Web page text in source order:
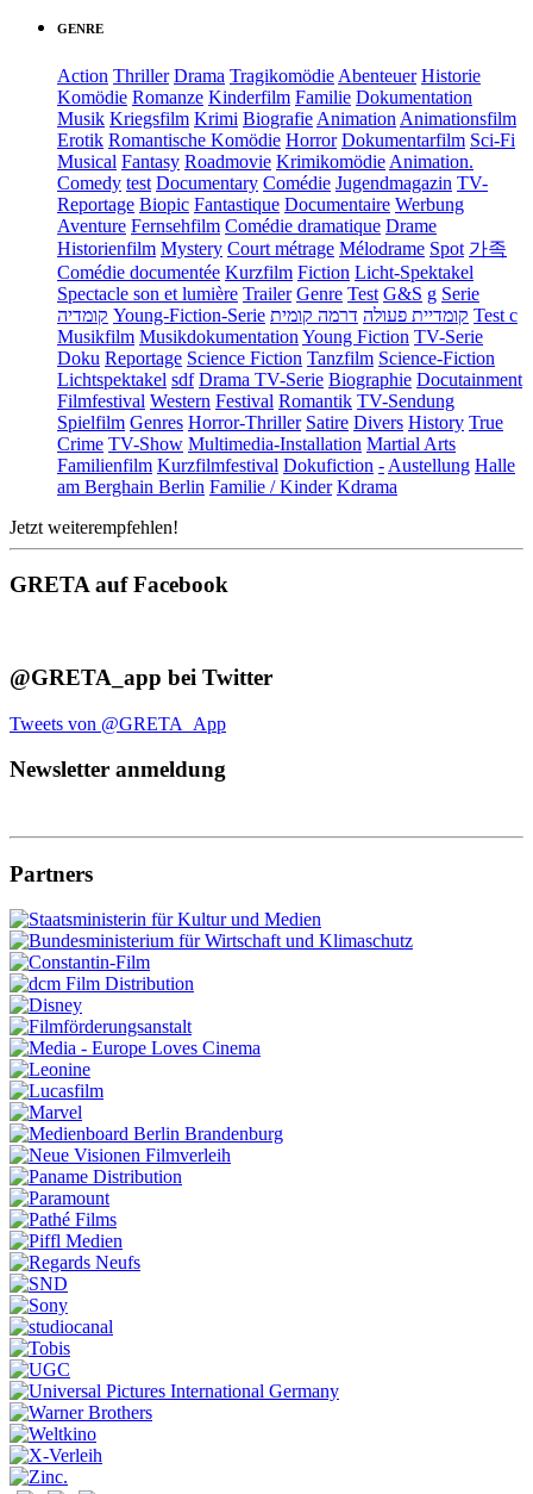
GENRE
Action Thriller Drama Tragikomödie Abenteuer Historie
Komödie Romanze Kinderfilm Familie Dokumentation
Musik Kriegsfilm Krimi Biografie Animation Animationsfilm
Erotik Romantische Komödie Horror Dokumentarfilm Sci-Fi
Musical Fantasy Roadmovie Krimikomödie Animation.
Comedy test Documentary Comédie Jugendmagazin TV-
Reportage Biopic Fantastique Documentaire Werbung
Aventure Fernsehfilm Comédie dramatique Drame
Historienfilm Mystery Court métrage Mélodrame Spot 가족
Comédie documentée Kurzfilm Fiction Licht-Spektakel
Spectacle son et lumière Trailer Genre Test G&S g Serie
קומדיה Young-Fiction-Serie קומדיית פעולה דרמה קומית
Test c
Musikfilm Musikdokumentation Young Fiction TV-Serie
Doku Reportage Science Fiction Tanzfilm Science-Fiction
Lichtspektakel sdf Drama TV-Serie Biographie Docutainment
Filmfestival Western Festival Romantik TV-Sendung
Spielfilm Genres Horror-Thriller Satire Divers History True
Crime TV-Show Multimedia-Installation Martial Arts
Familienfilm Kurzfilmfestival Dokufiction - Austellung Halle
am Berghain Berlin Familie / Kinder Kdrama
Jetzt weiterempfehlen!
GRETA auf Facebook
@GRETA_app bei Twitter
Tweets von @GRETA_App
Newsletter anmeldung
Partners